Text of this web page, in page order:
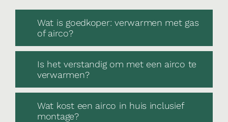
Wat is goedkoper: verwarmen met gas
of airco?
Is het verstandig om met een airco te
verwarmen?
Wat kost een airco in huis inclusief
montage?